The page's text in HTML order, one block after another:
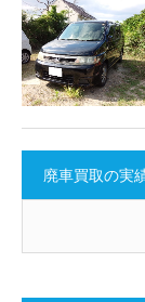
廃車買取の実